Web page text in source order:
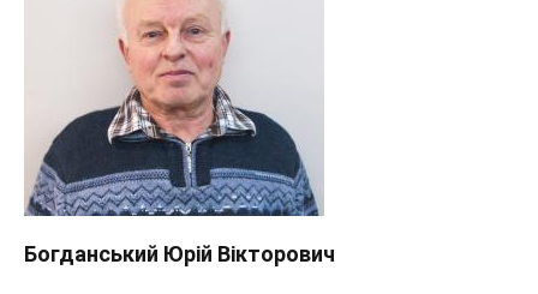
Богданський Юрій Вікторович